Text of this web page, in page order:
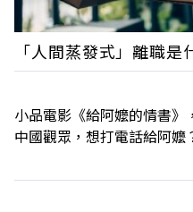
「人間蒸發式」離職
小品電影《給阿嬤的情書》
中國觀眾，想打電話給阿嬤